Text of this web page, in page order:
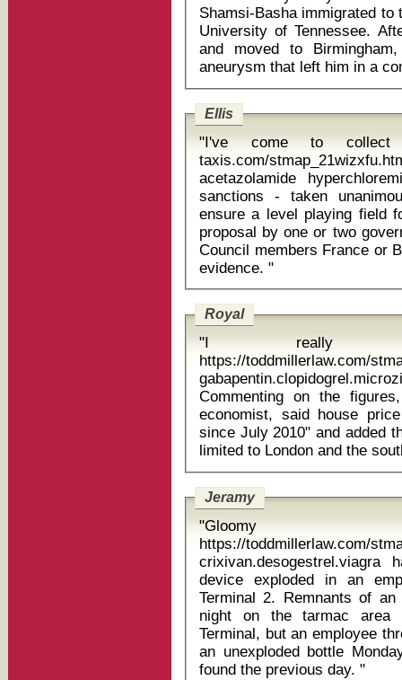
Shamsi-Basha immigrated to
University of Tennessee.
and moved to
Ellis
"I've come to collect
taxis.com/
acetazolamide hyperchloremic
sanctions - taken
ensure a level playing field
proposal by one or two
Council members France or
evidence. "
Royal
"I really
https://toddmillerlaw.com/
Commenting on the
economist, said house
since July 2010" and added
Jeramy
https://toddmillerlaw.com/
crixivan.desogestrel.viagra
device exploded in an
Terminal 2. Remnants of
night on the tarmac area
Terminal, but an employee
an unexploded bottle
found the previous day. "